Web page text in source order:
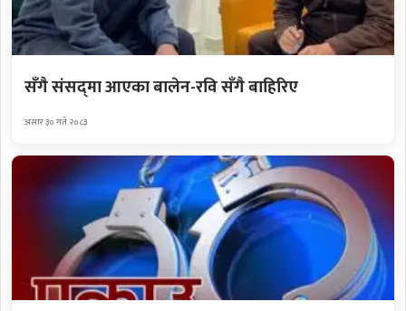
सँगै संसद्‌मा आएका बालेन-रवि सँगै बाहिरिए
असार ३० गते २०८३